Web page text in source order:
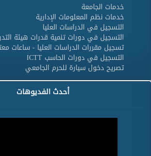
خدمات الجامعة
خدمات نظم المعلومات الإدارية
التسجيل في الدراسات العليا
التسجيل في دورات تنمية قدرات هيئة
تسجيل مقررات الدراسات العليا - ساعات
التسجيل في دورات الحاسب ICTT
تصريح دخول سيارة للحرم الجامعي
أحدث الفديوهات